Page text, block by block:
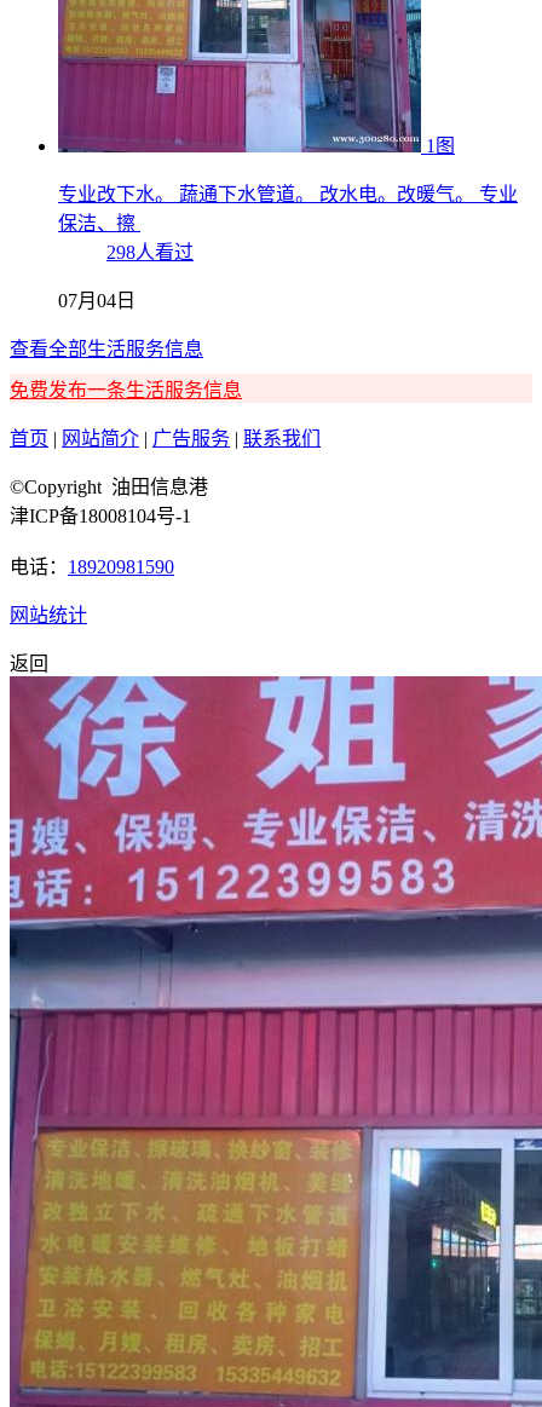
1图
专业改下水。 蔬通下水管道。 改水电。改暖气。 专业
保洁、擦
298人看过
07月04日
查看全部生活服务信息
免费发布一条生活服务信息
首页 | 网站简介 | 广告服务 | 联系我们
©Copyright 油田信息港
津ICP备18008104号-1
电话： 18920981590
网站统计
返回